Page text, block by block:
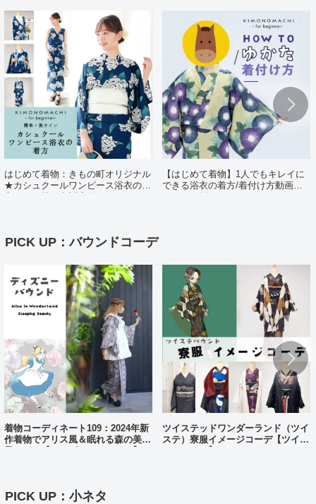
はじめて着物：きもの町オリジナル
★カシュクールワンピース浴衣の着
【はじめて着物】1人でもキレイに
できる浴衣の着方/着付け方動画ポ
PICK UP：バウンドコーデ
着物コーディネート109：2024年新
作着物でアリス風＆眠れる森の美女
ツイステッドワンダーランド（ツイ
ステ）寮服イメージコーデ【ツイス
PICK UP：小ネタ